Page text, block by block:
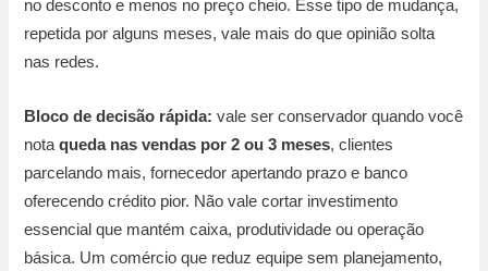
no desconto e menos no preço cheio. Esse tipo de mudança,
repetida por alguns meses, vale mais do que opinião solta
nas redes.
Bloco de decisão rápida: vale ser conservador quando você
notaqueda nas vendas por 2 ou 3 meses, clientes
parcelando mais, fornecedor apertando prazo e banco
oferecendo crédito pior. Não vale cortar investimento
essencial que mantém caixa, produtividade ou operação
básica. Um comércio que reduz equipe sem planejamento,